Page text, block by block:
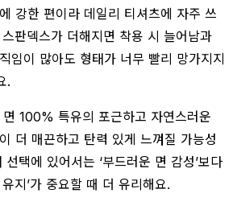
강한 편이라 데일리 티셔츠에 자주 쓰
판덱스가 더해지면 착용 시 늘어남과
임이 많아도 형태가 너무 빨리 망가지지
.
100% 특유의 포근하고 자연스러운
더 매끈하고 탄력 있게 느껴질 가능성
택에 있어서는 ‘부드러운 면 감성’보다
지’가 중요할 때 더 유리해요.